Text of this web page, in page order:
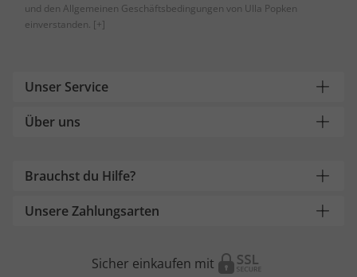
und den Allgemeinen Geschäftsbedingungen von Ulla Popken
einverstanden. [+]
Unser Service
Über uns
Brauchst du Hilfe?
Unsere Zahlungsarten
Sicher einkaufen mit